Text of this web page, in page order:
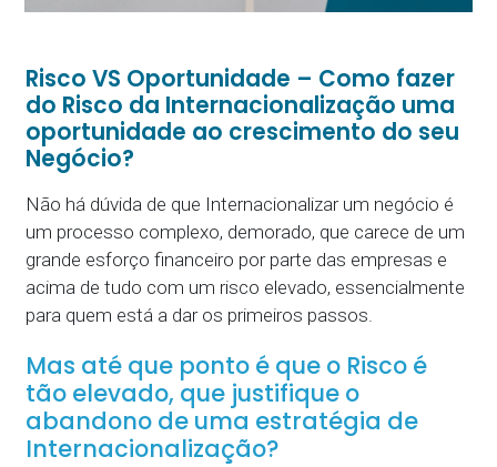
Risco VS Oportunidade – Como fazer
do Risco da Internacionalização uma
oportunidade ao crescimento do seu
Negócio?
Não há dúvida de que Internacionalizar um negócio é
um processo complexo, demorado, que carece de um
grande esforço financeiro por parte das empresas e
acima de tudo com um risco elevado, essencialmente
para quem está a dar os primeiros passos.
Mas até que ponto é que o Risco é
tão elevado, que justifique o
abandono de uma estratégia de
Internacionalização?